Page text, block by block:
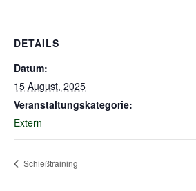
DETAILS
Datum:
15 August, 2025
Veranstaltungskategorie:
Extern
Schießtraining